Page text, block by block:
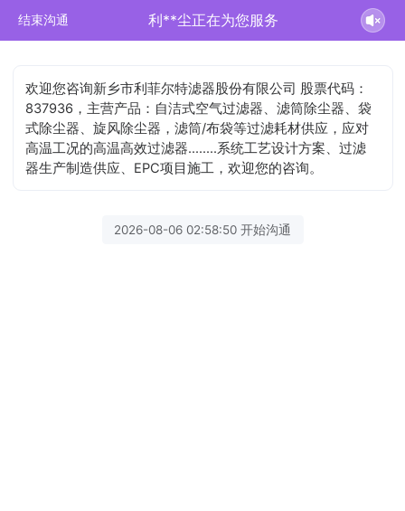
结束沟通 利**尘正在为您服务
欢迎您咨询新乡市利菲尔特滤器股份有限公司 股票代码：
837936，主营产品：自洁式空气过滤器、滤筒除尘器、袋
式除尘器、旋风除尘器，滤筒/布袋等过滤耗材供应，应对
高温工况的高温高效过滤器........系统工艺设计方案、过滤
器生产制造供应、EPC项目施工，欢迎您的咨询。
2026-08-06 02:58:50 开始沟通